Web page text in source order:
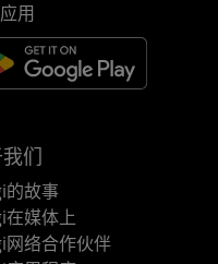
用
们
的故事
媒体上
网络合作伙伴